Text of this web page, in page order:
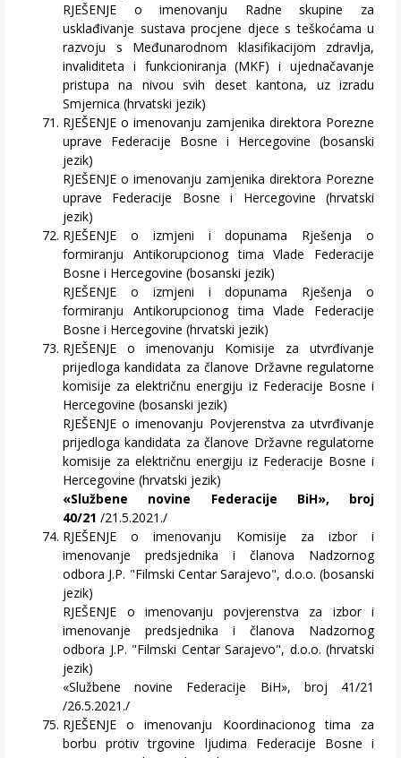
RJEŠENJE o imenovanju Radne skupine za
usklađivanje sustava procjene djece s teškoćama u
razvoju s Međunarodnom klasifikacijom zdravlja,
invaliditeta i funkcioniranja (MKF) i ujednačavanje
pristupa na nivou svih deset kantona, uz izradu
Smjernica (hrvatski jezik)
RJEŠENJE o imenovanju zamjenika direktora Porezne
uprave Federacije Bosne i Hercegovine (bosanski
jezik)
RJEŠENJE o imenovanju zamjenika direktora Porezne
uprave Federacije Bosne i Hercegovine (hrvatski
jezik)
RJEŠENJE o izmjeni i dopunama Rješenja o
formiranju Antikorupcionog tima Vlade Federacije
Bosne i Hercegovine (bosanski jezik)
RJEŠENJE o izmjeni i dopunama Rješenja o
formiranju Antikorupcionog tima Vlade Federacije
Bosne i Hercegovine (hrvatski jezik)
RJEŠENJE o imenovanju Komisije za utvrđivanje
prijedloga kandidata za članove Državne regulatorne
komisije za električnu energiju iz Federacije Bosne i
Hercegovine (bosanski jezik)
RJEŠENJE o imenovanju Povjerenstva za utvrđivanje
prijedloga kandidata za članove Državne regulatorne
komisije za električnu energiju iz Federacije Bosne i
Hercegovine (hrvatski jezik)
«Službene novine Federacije BiH», broj
40/21 /21.5.2021./
RJEŠENJE o imenovanju Komisije za izbor i
imenovanje predsjednika i članova Nadzornog
odbora J.P. "Filmski Centar Sarajevo", d.o.o. (bosanski
jezik)
RJEŠENJE o imenovanju povjerenstva za izbor i
imenovanje predsjednika i članova Nadzornog
odbora J.P. "Filmski Centar Sarajevo", d.o.o. (hrvatski
jezik)
«Službene novine Federacije BiH», broj 41/21
/26.5.2021./
RJEŠENJE o imenovanju Koordinacionog tima za
borbu protiv trgovine ljudima Federacije Bosne i